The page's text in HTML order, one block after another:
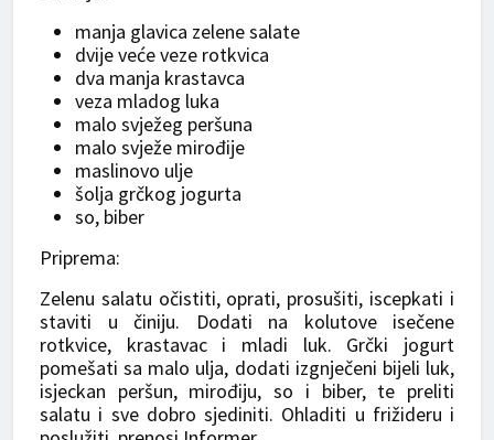
manja glavica zelene salate
dvije veće veze rotkvica
dva manja krastavca
veza mladog luka
malo svježeg peršuna
malo svježe mirođije
maslinovo ulje
šolja grčkog jogurta
so, biber
Priprema:
Zelenu salatu očistiti, oprati, prosušiti, iscepkati i
staviti u činiju. Dodati na kolutove isečene
rotkvice, krastavac i mladi luk. Grčki jogurt
pomešati sa malo ulja, dodati izgnječeni bijeli luk,
isjeckan peršun, mirođiju, so i biber, te preliti
salatu i sve dobro sjediniti. Ohladiti u frižideru i